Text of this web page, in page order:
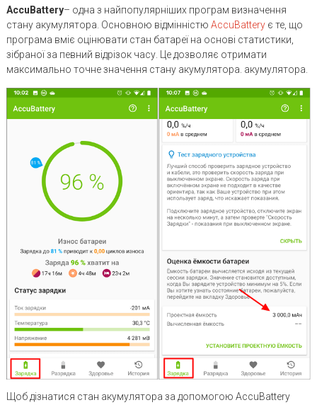
AccuBattery– одна з найпопулярніших програм визначення
стану акумулятора. Основною відмінністю AccuBatteryє те, що
програма вміє оцінювати стан батареї на основі статистики,
зібраної за певний відрізок часу. Це дозволяє отримати
максимально точне значення стану акумулятора. акумулятора.
Щоб дізнатися стан акумулятора за допомогою AccuBattery